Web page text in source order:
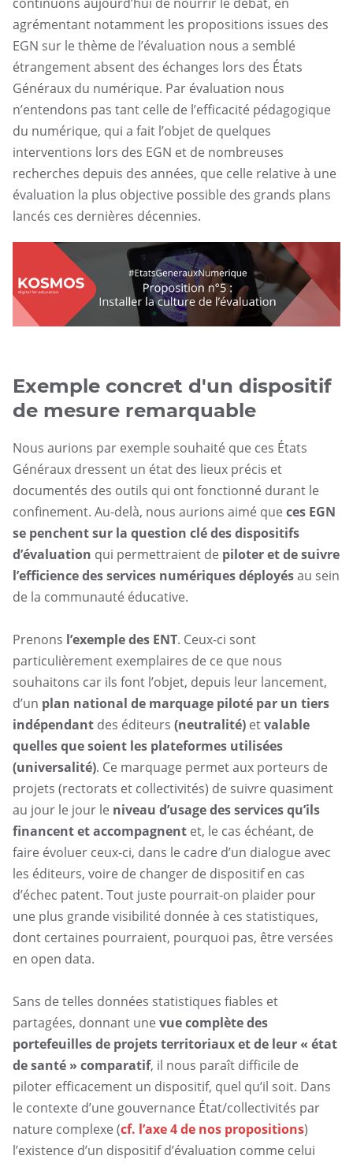
agrémentant notamment les propositions issues des
EGN sur le thème de l’évaluation nous a semblé
étrangement absent des échanges lors des États
Généraux du numérique. Par évaluation nous
n’entendons pas tant celle de l’efficacité pédagogique
du numérique, qui a fait l’objet de quelques
interventions lors des EGN et de nombreuses
recherches depuis des années, que celle relative à une
évaluation la plus objective possible des grands plans
lancés ces dernières décennies.
Exemple concret d'un dispositif
de mesure remarquable
Nous aurions par exemple souhaité que ces États
Généraux dressent un état des lieux précis et
documentés des outils qui ont fonctionné durant le
confinement. Au-delà, nous aurions aimé que ces EGN
se penchent sur la question clé des dispositifs
d’évaluation qui permettraient de piloter et de suivre
l’efficience des services numériques déployésau sein
de la communauté éducative.
Prenons l’exemple des ENT. Ceux-ci sont
particulièrement exemplaires de ce que nous
souhaitons car ils font l’objet, depuis leur lancement,
d’un plan national de marquage piloté par un tiers
indépendant des éditeurs (neutralité) etvalable
quelles que soient les plateformes utilisées
(universalité). Ce marquage permet aux porteurs de
projets (rectorats et collectivités) de suivre quasiment
au jour le jour le niveau d’usage des services qu’ils
financent et accompagnent et, le cas échéant, de
faire évoluer ceux-ci, dans le cadre d’un dialogue avec
les éditeurs, voire de changer de dispositif en cas
d’échec patent. Tout juste pourrait-on plaider pour
une plus grande visibilité donnée à ces statistiques,
dont certaines pourraient, pourquoi pas, être versées
en open data.
Sans de telles données statistiques fiables et
partagées, donnant une vue complète des
portefeuilles de projets territoriaux et de leur « état
de santé » comparatif, il nous paraît difficile de
piloter efficacement un dispositif, quel qu’il soit. Dans
le contexte d’une gouvernance État/collectivités par
nature complexe (cf. l’axe 4 de nos propositions)
l’existence d’un dispositif d’évaluation comme celui